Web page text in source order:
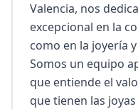
Valencia, nos
excepcional en la
como en la joyería
Somos un equipo
que entiende el
que tienen las